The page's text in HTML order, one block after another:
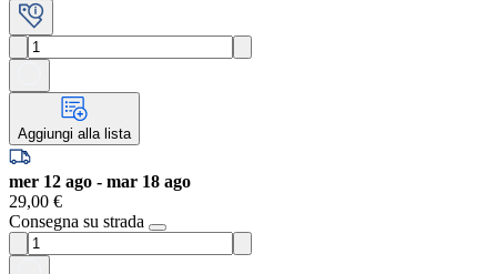
Aggiungi alla lista
mer 12 ago - mar 18 ago
29,00 €
Consegna su strada